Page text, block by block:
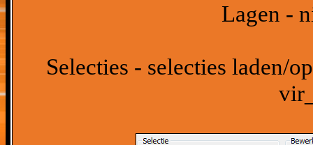
Lagen -
Selecties - selecties laden/